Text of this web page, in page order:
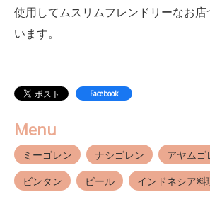
使用してムスリムフレンドリーなお
います。
Facebook
Menu
ミーゴレン ナシゴレン アヤムゴ
ビンタン
ビール インドネシア料